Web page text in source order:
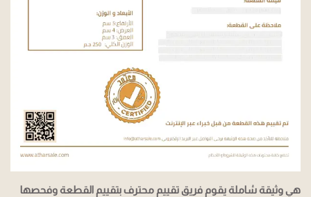
هي وثيقة شاملة يقوم فريق تقييم محترف بتقييم القطعة وفحصها